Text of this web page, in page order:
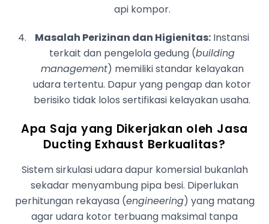
api kompor.
Masalah Perizinan dan Higienitas: Instansi
terkait dan pengelola gedung (building
management) memiliki standar kelayakan
udara tertentu. Dapur yang pengap dan kotor
berisiko tidak lolos sertifikasi kelayakan usaha.
Apa Saja yang Dikerjakan oleh Jasa
Ducting Exhaust Berkualitas?
Sistem sirkulasi udara dapur komersial bukanlah
sekadar menyambung pipa besi. Diperlukan
perhitungan rekayasa (engineering) yang matang
agar udara kotor terbuang maksimal tanpa